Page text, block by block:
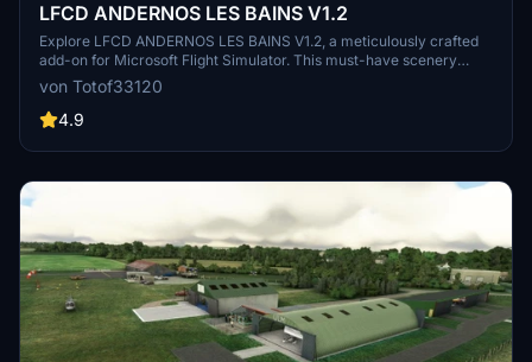
LFCD ANDERNOS LES BAINS V1.2
Explore LFCD ANDERNOS LES BAINS V1.2, a meticulously crafted
add-on for Microsoft Flight Simulator. This must-have scenery
includes TOTOF libraries for a complete experience. Enhance your
virtual skies with additional libraries and recommended France VFR
enhancements for a more immersive flight simulation.
von Totof33120
4.9